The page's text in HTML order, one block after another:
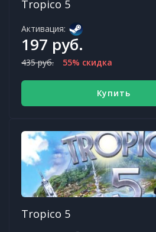
Tropico 5
Активация:
197 руб.
435 руб. 55% скидка
Купить
Tropico 5